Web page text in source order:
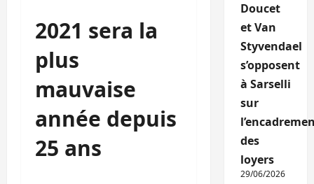
2021 sera la
plus
mauvaise
année depuis
25 ans
Doucet
et Van
Styvendael
s’opposent
à Sarselli
sur
des
loyers
29/06/2026